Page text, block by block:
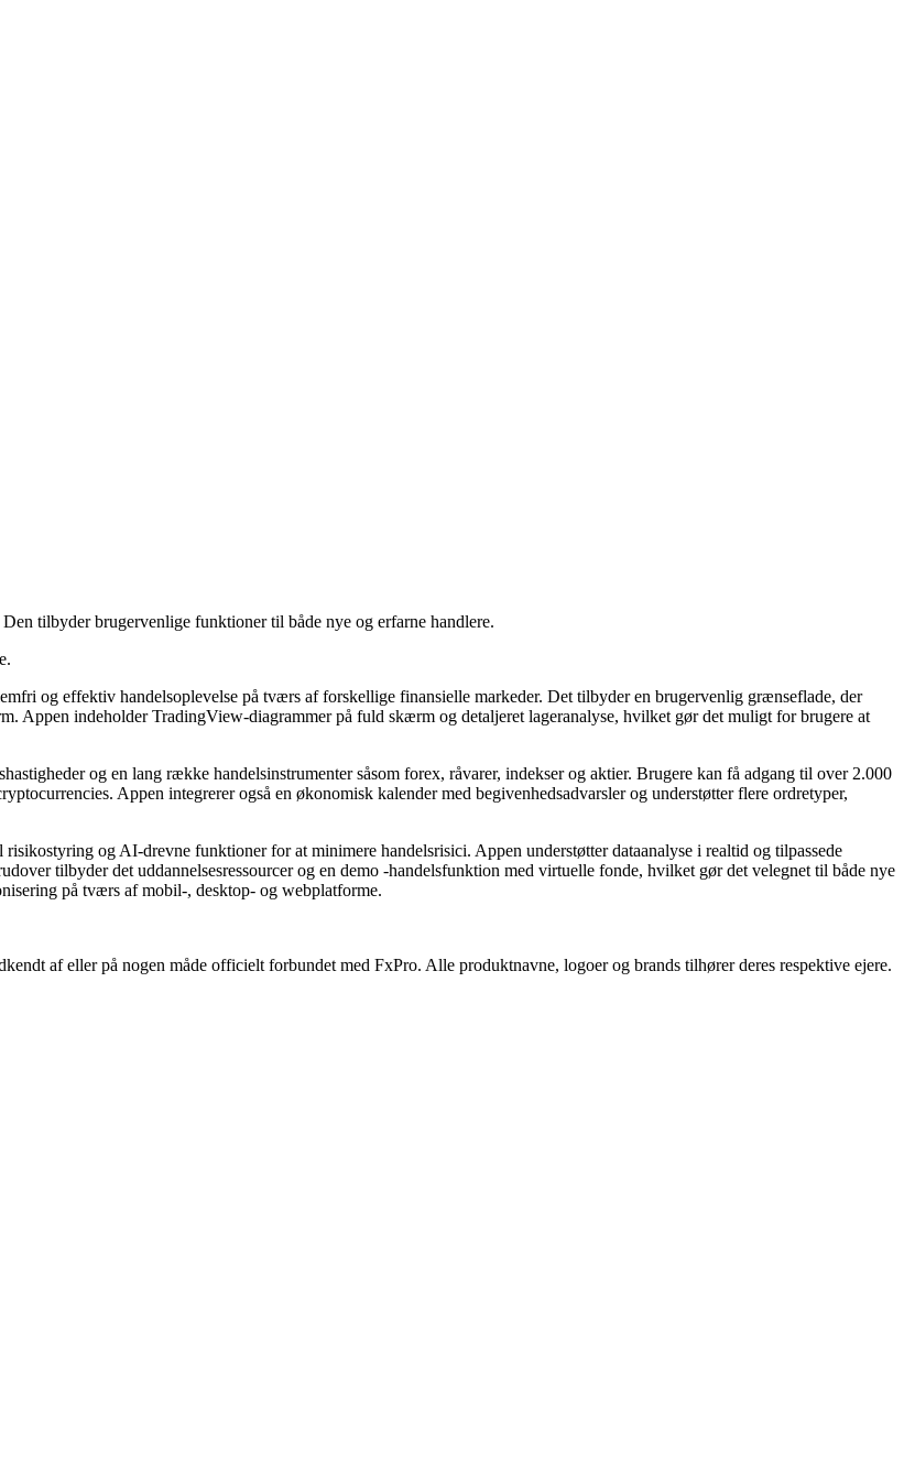
tilbyder brugervenlige funktioner til både nye og erfarne handlere.
og effektiv handelsoplevelse på tværs af forskellige finansielle markeder. Det tilbyder en brugervenlig grænseflade, der
Appen indeholder TradingView-diagrammer på fuld skærm og detaljeret lageranalyse, hvilket gør det muligt for brugere at
og en lang række handelsinstrumenter såsom forex, råvarer, indekser og aktier. Brugere kan få adgang til over 2.000
Appen integrerer også en økonomisk kalender med begivenhedsadvarsler og understøtter flere ordretyper,
og AI-drevne funktioner for at minimere handelsrisici. Appen understøtter dataanalyse i realtid og tilpassede
tilbyder det uddannelsesressourcer og en demo -handelsfunktion med virtuelle fonde, hvilket gør det velegnet til både nye
på tværs af mobil-, desktop- og webplatforme.
af eller på nogen måde officielt forbundet med FxPro. Alle produktnavne, logoer og brands tilhører deres respektive ejere.